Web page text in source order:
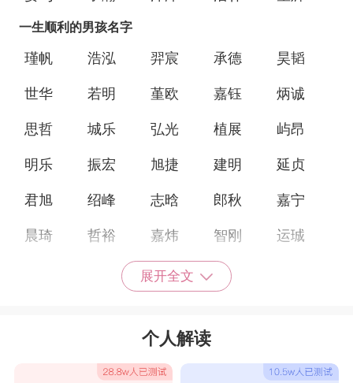
一生顺利的男孩名字
瑾帆 浩泓 羿宸 承德 昊韬
世华 若明 堇欧 嘉钰 炳诚
思哲 城乐 弘光 植展 屿昂
明乐 振宏 旭捷 建明 延贞
君旭 绍峰 志晗 郎秋 嘉宁
晨琦 哲裕 嘉炜 智刚 运珹
哲瀚 嘉祥
展开全文
个人解读